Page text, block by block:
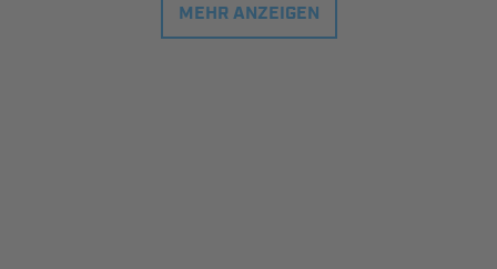
MEHR ANZEIGEN